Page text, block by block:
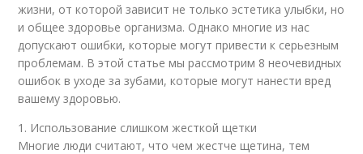
жизни, от которой зависит не только эстетика улыбки, но
и общее здоровье организма. Однако многие из нас
допускают ошибки, которые могут привести к серьезным
проблемам. В этой статье мы рассмотрим 8 неочевидных
ошибок в уходе за зубами, которые могут нанести вред
вашему здоровью.
1. Использование слишком жесткой щетки
Многие люди считают, что чем жестче щетина, тем